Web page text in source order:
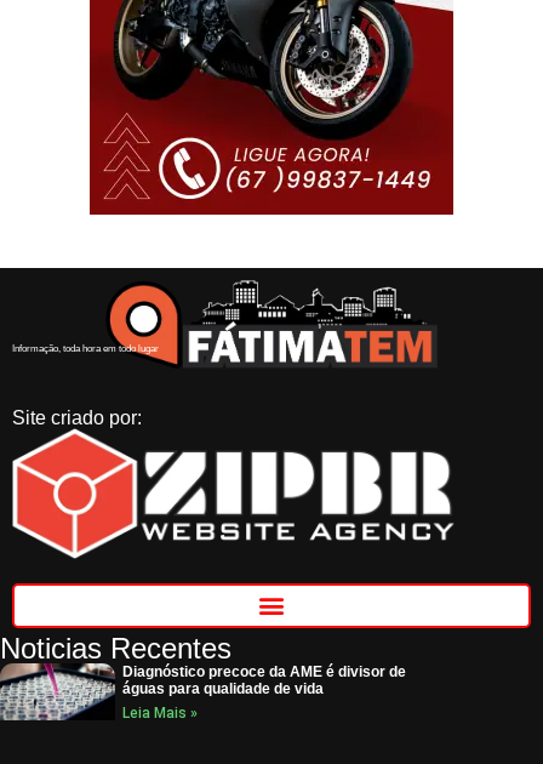
Informação, toda hora em todo lugar
Site criado por:
Noticias Recentes
Diagnóstico precoce da AME é divisor de
águas para qualidade de vida
Leia Mais »